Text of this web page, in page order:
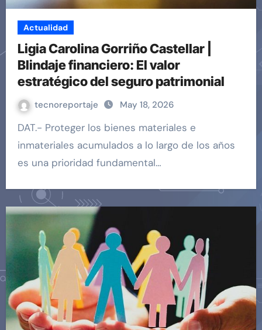
Actualidad
Ligia Carolina Gorriño Castellar |
Blindaje financiero: El valor
estratégico del seguro patrimonial
tecnoreportaje May 18, 2026
DAT.- Proteger los bienes materiales e
inmateriales acumulados a lo largo de los años
es una prioridad fundamental…